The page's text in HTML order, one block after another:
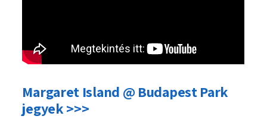
Margaret Island @ Budapest Park
jegyek >>>